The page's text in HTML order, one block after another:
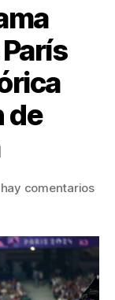
de
comentariosen
la
de